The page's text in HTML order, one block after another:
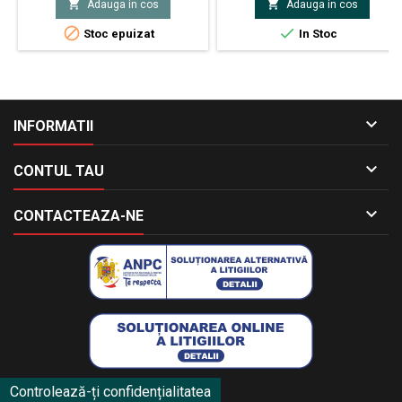
 Adauga in cos
 Stoc epuizat
Tensiune conducţie max. 1V
 Adauga in cos
 In Stoc
INFORMATII 
CONTUL TAU 
CONTACTEAZA-NE 
Controlează-ți confidențialitatea